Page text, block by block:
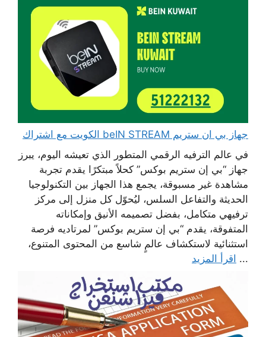
جهاز بي ان ستريم beIN STREAM الكويت مع اشتراك
في عالم الترفيه الرقمي المتطور الذي تعيشه اليوم، يبرز
جهاز “بي إن ستريم بوكس” كحلاً مبتكرًا يقدم تجربة
مشاهدة غير مسبوقة، يجمع هذا الجهاز بين التكنولوجيا
الحديثة والتفاعل السلس، ليُحوّل كل منزل إلى مركز
ترفيهي متكامل، بفضل تصميمه الأنيق وإمكاناته
المتفوقة، يقدم “بي إن ستريم بوكس” لمرتاديه فرصة
استثنائية لاستكشاف عالمٍ شاسع من المحتوى المتنوع،
... اقرأ المزيد